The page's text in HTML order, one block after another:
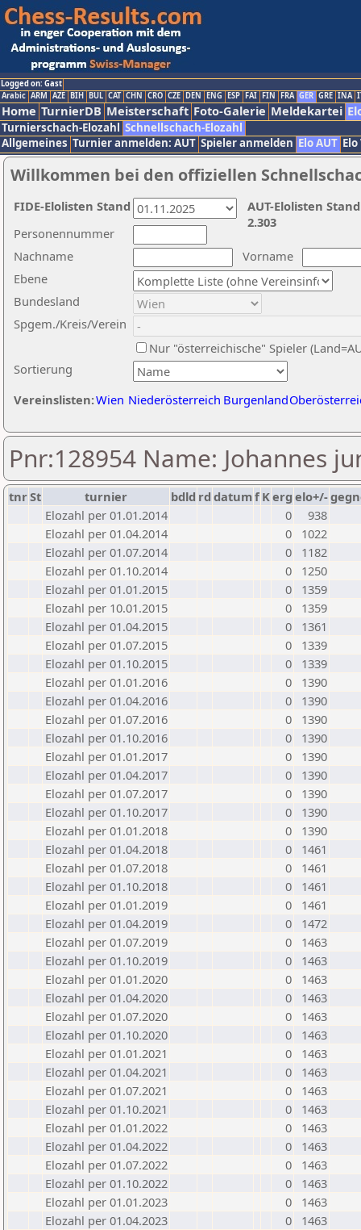
Logged on: Gast
Arabic ARM AZE BIH BUL CAT CHN CRO CZE DEN ENG ESP FAI FIN FRA GER GRE INA
Home TurnierDB Meisterschaft Foto-Galerie Meldekartei
Turnierschach-Elozahl Schnellschach-Elozahl
Allgemeines Turnier anmelden: AUT Spieler anmelden Elo AUT
Willkommen bei den offiziellen
Nachname
Vorname
Ebene
Sortierung
Personennummer
Bundesland
Spgem./Kreis/Verein
Nur "österreichische" Spieler
Vereinslisten:Wien Niederösterreich Burgenland
AUT-Elolisten
2.303
FIDE-Elolisten Stand
Pnr:128954 Name: Johannes
tnrSt turnier bdld rd datumf Kerg elo+/-
Elozahl per 01.01.2014
0
938
Elozahl per 01.04.2014
0
1022
Elozahl per 01.07.2014
0
1182
Elozahl per 01.10.2014
0
1250
Elozahl per 01.01.2015
0
1359
Elozahl per 10.01.2015
0
1359
Elozahl per 01.04.2015
0
1361
Elozahl per 01.07.2015
0
1339
Elozahl per 01.10.2015
0
1339
Elozahl per 01.01.2016
0
1390
Elozahl per 01.04.2016
0
1390
Elozahl per 01.07.2016
0
1390
Elozahl per 01.10.2016
0
1390
Elozahl per 01.01.2017
0
1390
Elozahl per 01.04.2017
0
1390
Elozahl per 01.07.2017
0
1390
Elozahl per 01.10.2017
0
1390
Elozahl per 01.01.2018
0
1390
Elozahl per 01.04.2018
0
1461
Elozahl per 01.07.2018
0
1461
Elozahl per 01.10.2018
0
1461
Elozahl per 01.01.2019
0
1461
Elozahl per 01.04.2019
0
1472
Elozahl per 01.07.2019
0
1463
Elozahl per 01.10.2019
0
1463
Elozahl per 01.01.2020
0
1463
Elozahl per 01.04.2020
0
1463
Elozahl per 01.07.2020
0
1463
Elozahl per 01.10.2020
0
1463
Elozahl per 01.01.2021
0
1463
Elozahl per 01.04.2021
0
1463
Elozahl per 01.07.2021
0
1463
Elozahl per 01.10.2021
0
1463
Elozahl per 01.01.2022
0
1463
Elozahl per 01.04.2022
0
1463
Elozahl per 01.07.2022
0
1463
Elozahl per 01.10.2022
0
1463
Elozahl per 01.01.2023
0
1463
Elozahl per 01.04.2023
0
1463